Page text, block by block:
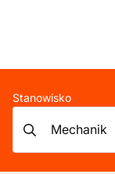
Stanowisko